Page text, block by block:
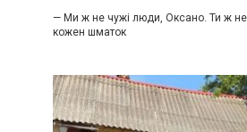
— Ми ж не чужі люди, Оксано. Ти ж не
кожен шматок